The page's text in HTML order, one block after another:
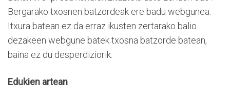
Bergarako txosnen batzordeak ere badu webgunea.
Itxura batean ez da erraz ikusten zertarako balio
dezakeen webgune batek txosna batzorde batean,
baina ez du desperdiziorik.
Edukien artean